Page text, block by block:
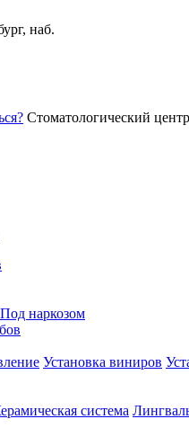
наб.
Стоматологический
Под наркозом
Установка виниров
система